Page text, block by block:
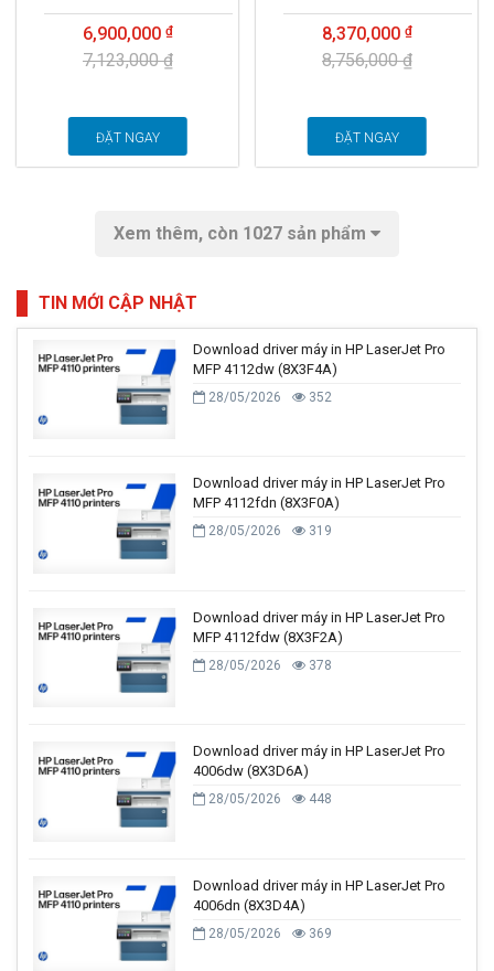
6,900,000
7,123,000 ₫
ĐẶT NGAY
8,370,000
8,756,000 ₫
ĐẶT NGAY
Xem thêm, còn 1027 sản phẩm
TIN MỚI CẬP NHẬT
Download driver máy in HP LaserJet Pro
MFP 4112dw (8X3F4A)
28/05/2026 352
Download driver máy in HP LaserJet Pro
MFP 4112fdn (8X3F0A)
28/05/2026 319
Download driver máy in HP LaserJet Pro
MFP 4112fdw (8X3F2A)
28/05/2026 378
Download driver máy in HP LaserJet Pro
4006dw (8X3D6A)
28/05/2026 448
Download driver máy in HP LaserJet Pro
4006dn (8X3D4A)
28/05/2026 369